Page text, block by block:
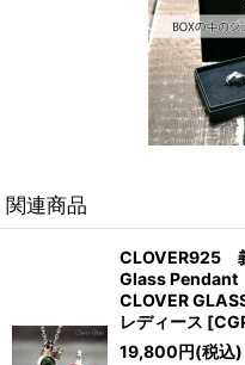
関連商品
CLOVER925
Glass
CLOVER
レディース [
19,800円(税込)